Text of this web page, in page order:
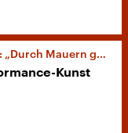
Mauern gehen“
Kunst